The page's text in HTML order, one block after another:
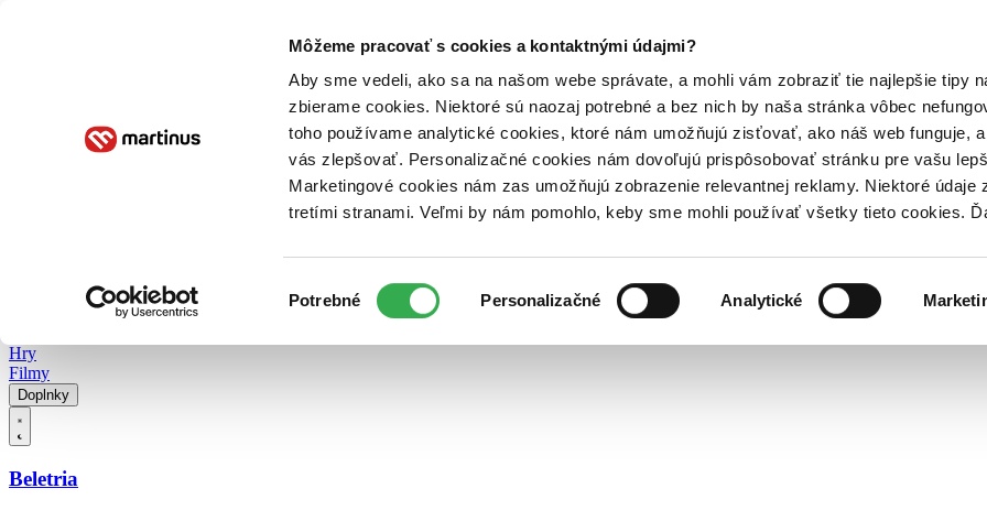
Môžeme pracovať s cookies a kontaktnými údajmi?
Aby sme vedeli, ako sa na našom webe správate, a mohli vám zobraziť tie najlepšie tipy
zbierame cookies. Niektoré sú naozaj potrebné a bez nich by naša stránka vôbec
toho používame analytické cookies, ktoré nám umožňujú zisťovať, ako náš web funguje,
vás zlepšovať. Personalizačné cookies nám dovoľujú prispôsobovať stránku pre vašu
Marketingové cookies nám zas umožňujú zobrazenie relevantnej reklamy. Niektoré údaje
tretími stranami. Veľmi by nám pomohlo, keby sme mohli používať všetky tieto cookies.
súhlasu
Potrebné Personalizačné Analytické
Poukážky Kontakt
Hry
Filmy
Doplnky
Beletria